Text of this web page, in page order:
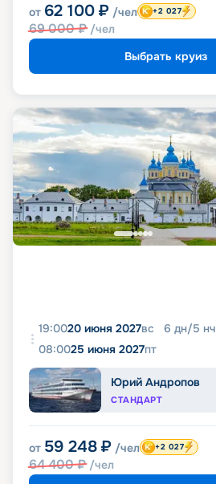
от 62 100 ₽ /чел
69 000₽ /чел
+2 027
Выбрать круиз
19:0020 июня 2027вс 6 дн/5 нч
08:0025 июня 2027пт
Юрий Андропов
СТАНДАРТ
от 59 248 ₽ /чел
64 400₽ /чел
+2 027